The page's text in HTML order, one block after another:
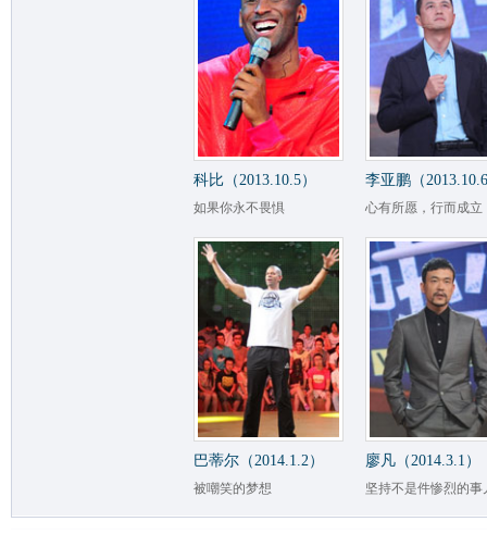
科比（2013.10.5）
如果你永不畏惧
李亚鹏（
心有所愿，行而成立
巴蒂尔（2014.1.2）
被嘲笑的梦想
廖凡（2014.3.1）
坚持不是件惨烈的事